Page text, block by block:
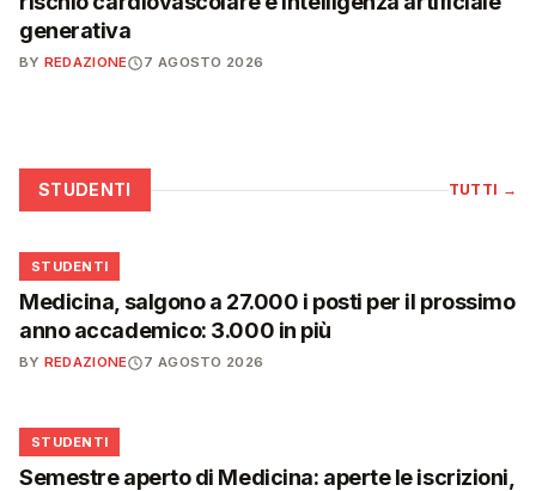
generativa
BY REDAZIONE 7 AGOSTO 2026
STUDENTI TUTTI →
🎓
STUDENTI
Medicina, salgono a 27.000 i posti per il prossimo
anno accademico: 3.000 in più
BY REDAZIONE 7 AGOSTO 2026
🎓
STUDENTI
Semestre aperto di Medicina: aperte le iscrizioni,